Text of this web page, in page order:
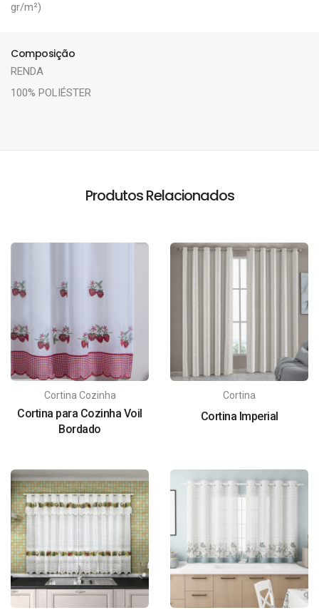
gr/m²)
Composição
RENDA
100% POLIÉSTER
Produtos Relacionados
Cortina Cozinha
Cortina para Cozinha Voil
Bordado
Cortina
Cortina Imperial